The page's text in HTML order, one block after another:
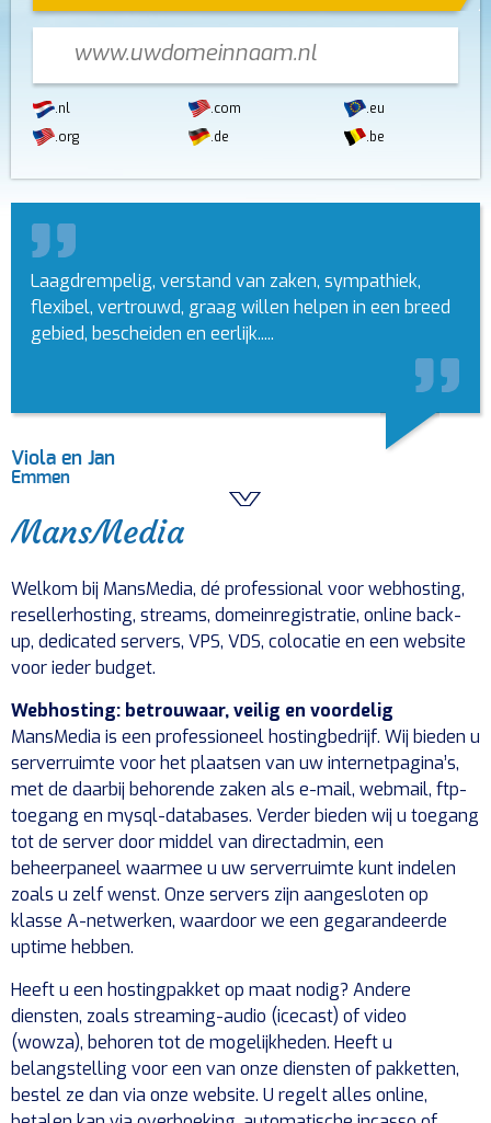
.nl .com
.eu
.org
.de .be
Laagdrempelig, verstand van zaken, sympathiek,
flexibel, vertrouwd, graag willen helpen in een breed
gebied, bescheiden en eerlijk.....
Viola en Jan
Emmen
MansMedia
Welkom bij MansMedia, dé professional voor webhosting,
resellerhosting, streams, domeinregistratie, online back-
up, dedicated servers, VPS, VDS, colocatie en een website
voor ieder budget.
Webhosting: betrouwaar, veilig en voordelig
MansMedia is een professioneel hostingbedrijf. Wij bieden u
serverruimte voor het plaatsen van uw internetpagina’s,
met de daarbij behorende zaken als e-mail, webmail, ftp-
toegang en mysql-databases. Verder bieden wij u toegang
tot de server door middel van directadmin, een
beheerpaneel waarmee u uw serverruimte kunt indelen
zoals u zelf wenst. Onze servers zijn aangesloten op
klasse A-netwerken, waardoor we een gegarandeerde
uptime hebben.
Heeft u een hostingpakket op maat nodig? Andere
diensten, zoals streaming-audio (icecast) of video
(wowza), behoren tot de mogelijkheden. Heeft u
belangstelling voor een van onze diensten of pakketten,
bestel ze dan via onze website. U regelt alles online,